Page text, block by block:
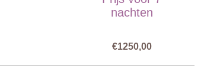
nachten
€1250,00